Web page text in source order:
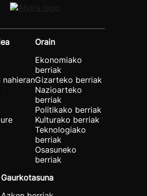
nahieran
Orain
Ekonomiako
berriak
Gizarteko berriak
Nazioarteko
berriak
Politikako berriak
Kulturako berriak
Teknologiako
berriak
Osasuneko
berriak
Gaurkotasuna